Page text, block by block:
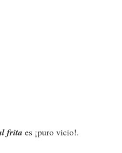
frita es ¡puro vicio!.